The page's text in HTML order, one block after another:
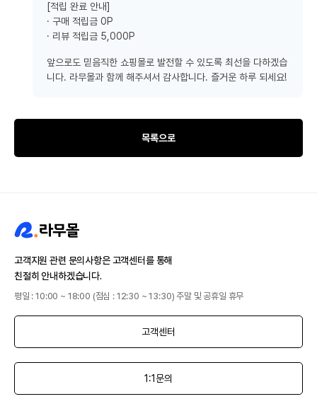
[적립 완료 안내]
· 구매 적립금 0P
· 리뷰 적립금 5,000P
앞으로도 믿음직한 쇼핑몰로 발전할 수 있도록 최선을 다하겠습
니다. 라무몰과 함께 해주셔서 감사합니다. 즐거운 하루 되세요!
목록으로
고객지원 관련 문의사항은 고객센터를 통해
친절히 안내하겠습니다.
평일 : 10:00 ~ 18:00 (점심 : 12:30 ~ 13:30) 주말 및 공휴일 휴무
고객센터
1:1문의